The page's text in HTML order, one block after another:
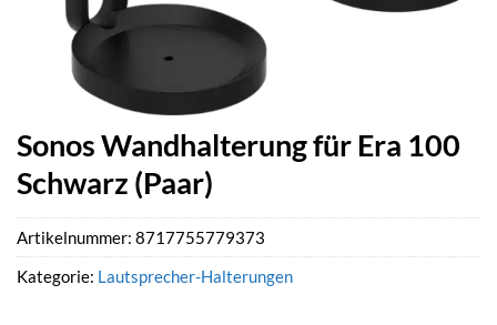
Sonos Wandhalterung für Era 100
Schwarz (Paar)
Artikelnummer: 8717755779373
Kategorie: Lautsprecher-Halterungen